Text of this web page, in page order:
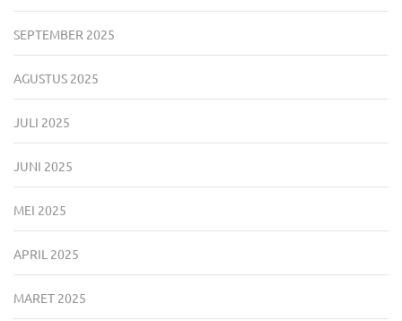
SEPTEMBER 2025
AGUSTUS 2025
JULI 2025
JUNI 2025
MEI 2025
APRIL 2025
MARET 2025